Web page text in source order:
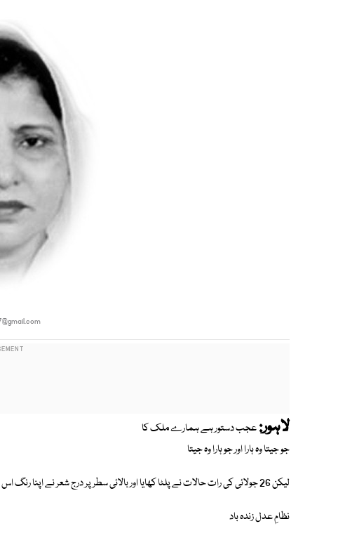
لاہور:عجب دستور ہے ہمارے ملک کا
جو جیتا وہ ہارا اور جو ہارا وہ جیتا
لیکن 26 جولائی کی رات حالات نے پلٹا کھایا اور بالائی سطر پر درج شعر نے اپنا رنگ اس طرح بدلا۔
نظامِ عدل زندہ باد